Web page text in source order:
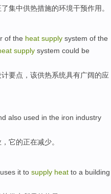
集中供热措施的环境干预作用 。
of the heat supply system of the
supply system could be
计要点， 该供热系统具有广阔的应
also used in the iron industry
，它的正在减少。
uses it to supply heat to a building